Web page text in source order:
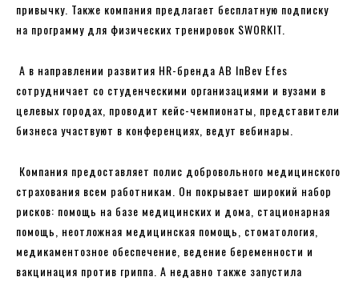
привычку. Также компания предлагает бесплатную подписку
на программу для физических тренировок SWORKIT.
А в направлении развития HR-бренда AB InBev Efes
сотрудничает со студенческими организациями и вузами в
целевых городах, проводит кейс-чемпионаты, представители
бизнеса участвуют в конференциях, ведут вебинары.
Компания предоставляет полис добровольного медицинского
страхования всем работникам. Он покрывает широкий набор
рисков: помощь на базе медицинских и дома, стационарная
помощь, неотложная медицинская помощь, стоматология,
медикаментозное обеспечение, ведение беременности и
вакцинация против гриппа. А недавно также запустила